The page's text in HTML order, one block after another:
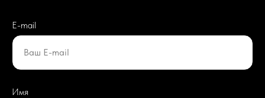
E-mail
Ваш E-mail
Имя